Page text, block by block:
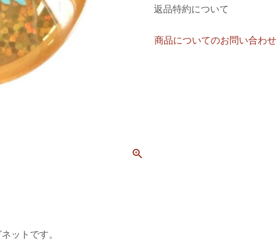
返品特約について
商品についてのお問い合わせ
ットです。